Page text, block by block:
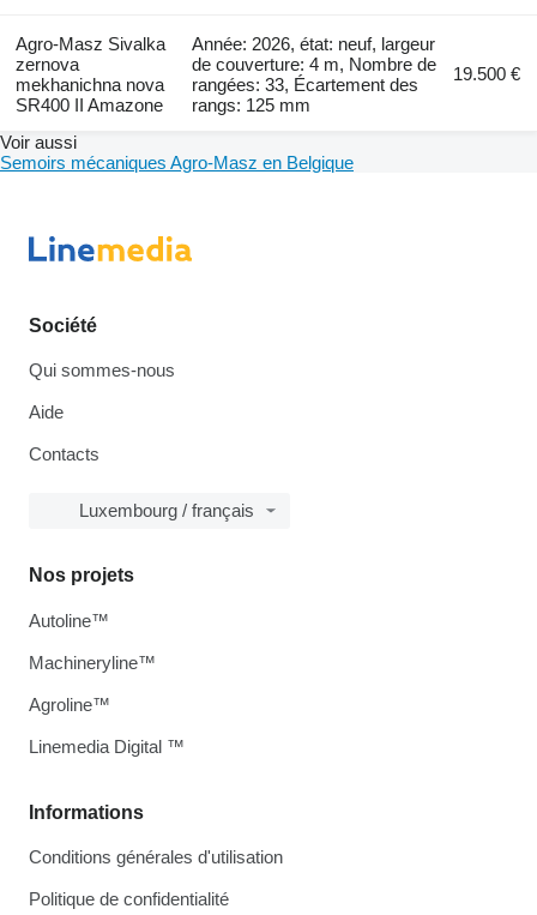
Agro-Masz Sivalka
zernova
mekhanichna nova
SR400 II Amazone
Année: 2026, état: neuf, largeur
de couverture: 4 m, Nombre de
rangées: 33, Écartement des
rangs: 125 mm
19.500 €
Voir aussi
Semoirs mécaniques Agro-Masz en Belgique
Société
Qui sommes-nous
Aide
Contacts
Luxembourg / français
Informations
Conditions générales d'utilisation
Politique de confidentialité
Nos projets
Autoline™
Machineryline™
Agroline™
Linemedia Digital ™